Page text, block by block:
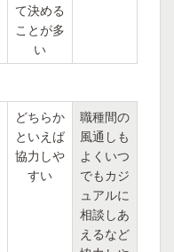
て決める
ことが多
い
どちらか
といえば
協力しや
すい
職種間の
風通しも
よくいつ
でもカジ
ュアルに
相談しあ
えるなど